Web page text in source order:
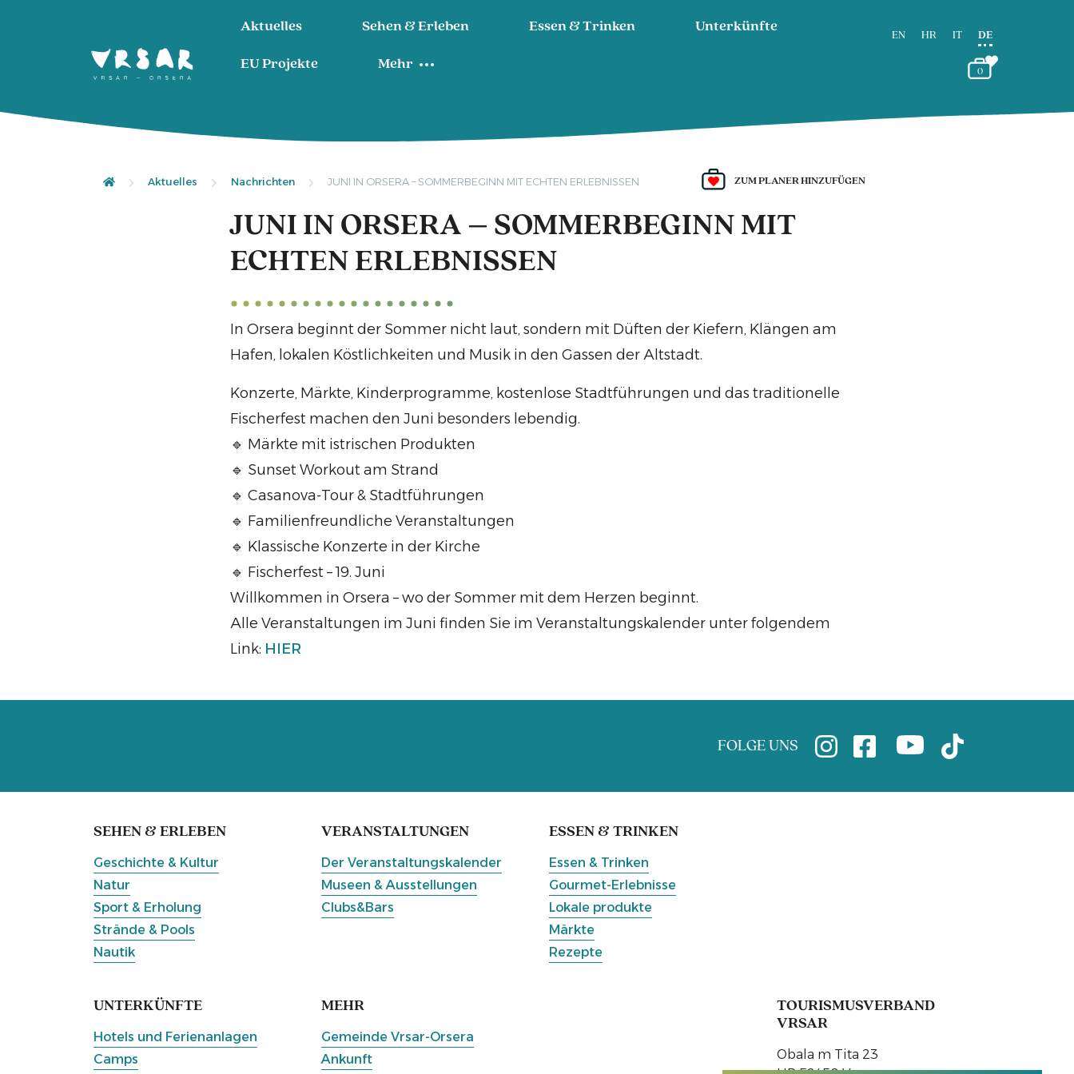
Aktuelles Sehen & Erleben Essen & Trinken Unterkünfte
EU Projekte Mehr
EN HR IT DE
0
Aktuelles Nachrichten JUNI IN ORSERA – SOMMERBEGINN MIT ECHTEN ERLEBNISSEN ZUM PLANER HINZUFÜGEN
JUNI IN ORSERA – SOMMERBEGINN MIT
ECHTEN ERLEBNISSEN
In Orsera beginnt der Sommer nicht laut, sondern mit Düften der Kiefern, Klängen am
Hafen, lokalen Köstlichkeiten und Musik in den Gassen der Altstadt.
Konzerte, Märkte, Kinderprogramme, kostenlose Stadtführungen und das traditionelle
Fischerfest machen den Juni besonders lebendig.
🔹 Märkte mit istrischen Produkten
🔹 Sunset Workout am Strand
🔹 Casanova-Tour & Stadtführungen
🔹 Familienfreundliche Veranstaltungen
🔹 Klassische Konzerte in der Kirche
🔹 Fischerfest – 19. Juni
Willkommen in Orsera – wo der Sommer mit dem Herzen beginnt.
Alle Veranstaltungen im Juni finden Sie im Veranstaltungskalender unter folgendem
Link: HIER
FOLGE UNS
SEHEN & ERLEBEN
Geschichte & Kultur
Natur
Sport & Erholung
Strände & Pools
Nautik
VERANSTALTUNGEN
Der Veranstaltungskalender
Museen & Ausstellungen
Clubs&Bars
ESSEN & TRINKEN
Essen & Trinken
Gourmet-Erlebnisse
Lokale produkte
Märkte
Rezepte
UNTERKÜNFTE
Hotels und Ferienanlagen
Camps
MEHR
Gemeinde Vrsar-Orsera
Ankunft
TOURISMUSVERBAND
VRSAR
Obala m Tita 23